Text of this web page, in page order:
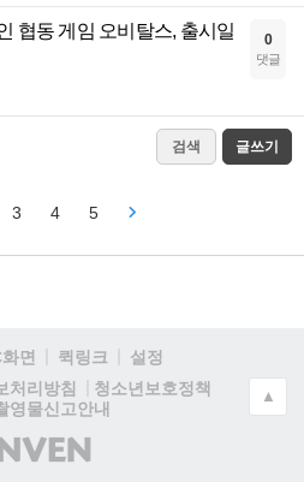
협동 게임 오비탈스, 출시일
0
댓글
검색 글쓰기
3 4 5
면 퀵링크
설정
처리방침
청소년보호정책
영물신고안내
(주)
인
▲